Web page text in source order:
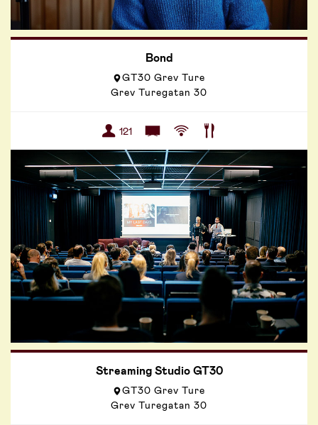
Bond
GT30 Grev Ture
Grev Turegatan 30
121
Streaming Studio GT30
GT30 Grev Ture
Grev Turegatan 30